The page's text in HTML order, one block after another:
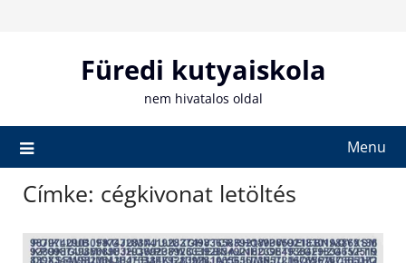
Füredi kutyaiskola
nem hivatalos oldal
Menu
Címke: cégkivonat letöltés